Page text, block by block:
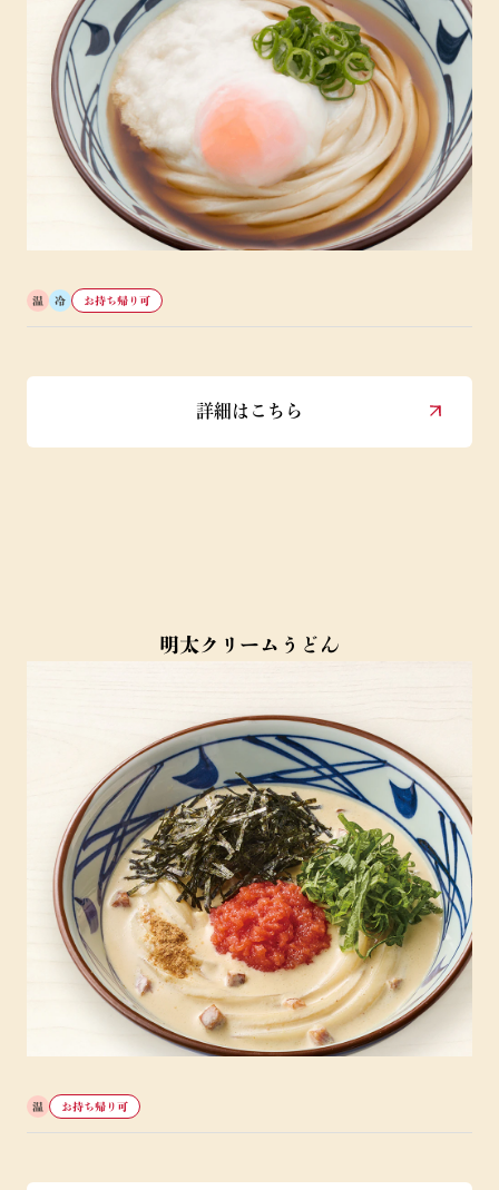
温 冷 お持ち帰り可
詳細はこちら
明太クリームうどん
温 お持ち帰り可